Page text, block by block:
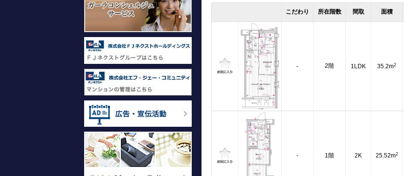
こだわり 所在階数 間取 面積
- 2階 1LDK 35.2m2
- 1階 2K 25.52m2